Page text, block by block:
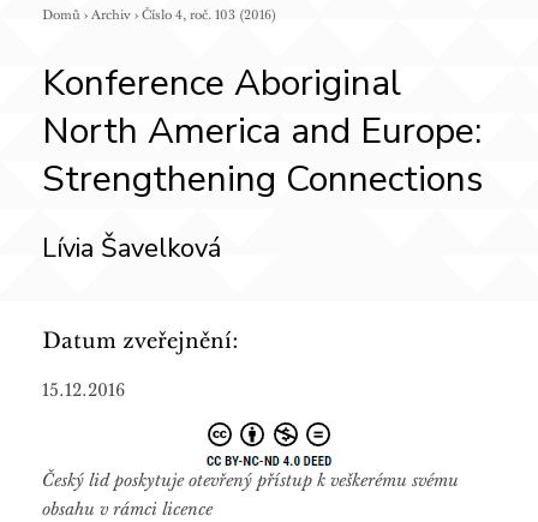
Domů › Archiv › Číslo 4, roč. 103 (2016)
Konference Aboriginal
North America and Europe:
Strengthening Connections
Lívia Šavelková
Datum zveřejnění:
15.12.2016
Český lid poskytuje otevřený přístup k veškerému svému
obsahu v rámci licence